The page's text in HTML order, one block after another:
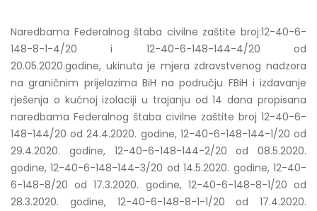
Naredbama Federalnog štaba civilne zaštite broj:12-40-6-
148-8-1-4/20 i 12-40-6-148-144-4/20 od
20.05.2020.godine, ukinuta je mjera zdravstvenog nadzora
na graničnim prijelazima BiH na području FBiH i izdavanje
rješenja o kućnoj izolaciji u trajanju od 14 dana propisana
naredbama Federalnog štaba civilne zaštite broj 12-40-6-
148-144/20 od 24.4.2020. godine, 12-40-6-148-144-1/20 od
29.4.2020. godine, 12-40-6-148-144-2/20 od 08.5.2020.
godine, 12-40-6-148-144-3/20 od 14.5.2020. godine, 12-40-
6-148-8/20 od 17.3.2020. godine, 12-40-6-148-8-1/20 od
28.3.2020. godine, 12-40-6-148-8-1-1/20 od 17.4.2020.